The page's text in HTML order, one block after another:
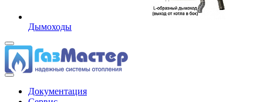
Дымоходы
Документация